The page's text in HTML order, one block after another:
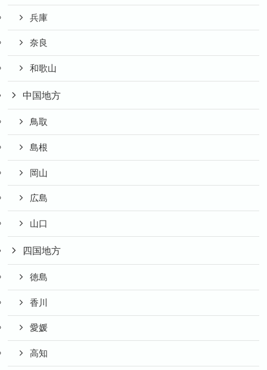
兵庫
奈良
和歌山
中国地方
鳥取
島根
岡山
広島
山口
四国地方
徳島
香川
愛媛
高知